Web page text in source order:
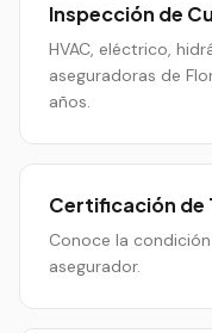
Inspección de
HVAC, eléctrico,
aseguradoras de
años.
Certificación de
Conoce la
asegurador.